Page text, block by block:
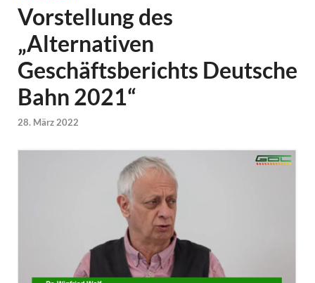
Vorstellung des
„Alternativen
Geschäftsberichts Deutsche
Bahn 2021“
28. März 2022